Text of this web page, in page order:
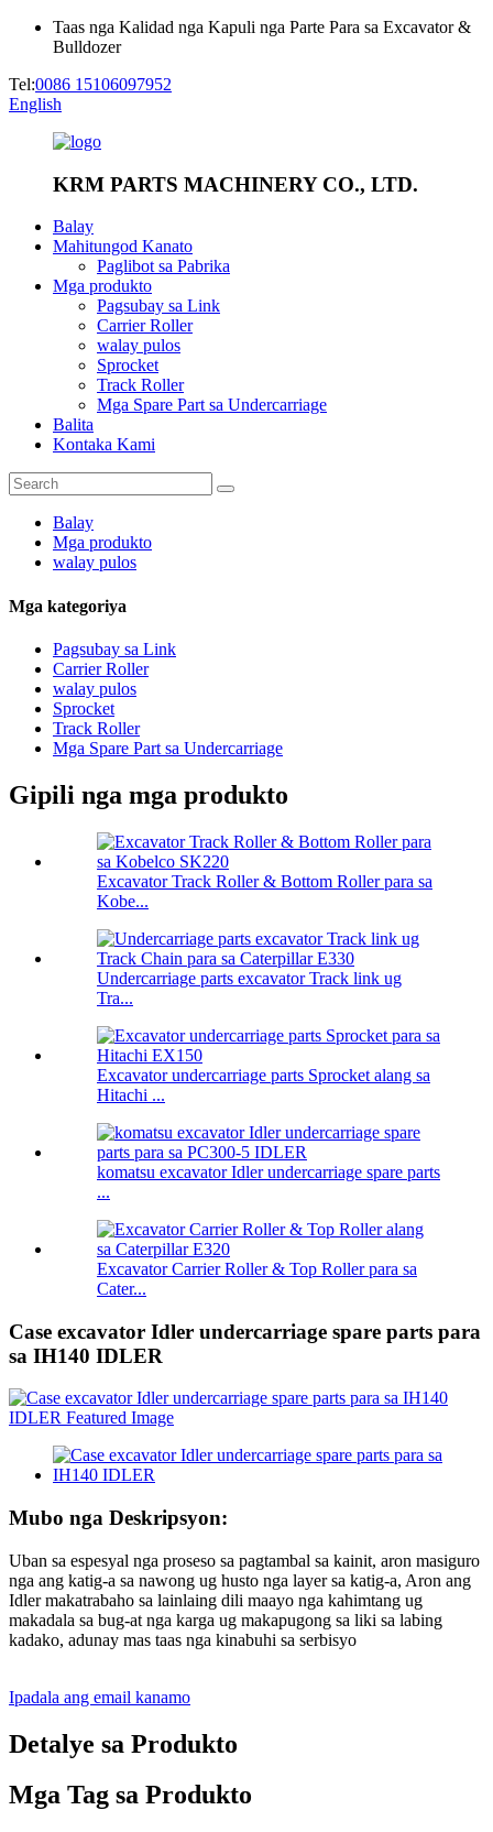
Taas nga Kalidad nga Kapuli nga Parte Para sa Excavator &
Bulldozer
Tel:0086 15106097952
English
KRM PARTS MACHINERY CO., LTD.
Balay
Mahitungod Kanato
Paglibot sa Pabrika
Mga produkto
Pagsubay sa Link
Carrier Roller
walay pulos
Sprocket
Track Roller
Mga Spare Part sa Undercarriage
Balita
Kontaka Kami
Balay
Mga produkto
walay pulos
Mga kategoriya
Pagsubay sa Link
Carrier Roller
walay pulos
Sprocket
Track Roller
Mga Spare Part sa Undercarriage
Gipili nga mga produkto
Excavator Track Roller & Bottom Roller para sa
Kobe...
Undercarriage parts excavator Track link ug
Tra...
Excavator undercarriage parts Sprocket alang sa
Hitachi ...
komatsu excavator Idler undercarriage spare parts
...
Excavator Carrier Roller & Top Roller para sa
Cater...
Case excavator Idler undercarriage spare parts para
sa IH140 IDLER
Mubo nga Deskripsyon:
Uban sa espesyal nga proseso sa pagtambal sa kainit, aron masiguro
nga ang katig-a sa nawong ug husto nga layer sa katig-a, Aron ang
Idler makatrabaho sa lainlaing dili maayo nga kahimtang ug
makadala sa bug-at nga karga ug makapugong sa liki sa labing
kadako, adunay mas taas nga kinabuhi sa serbisyo
Ipadala ang email kanamo
Detalye sa Produkto
Mga Tag sa Produkto